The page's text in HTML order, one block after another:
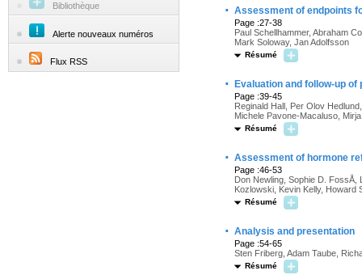
Bibliothèque
Alerte nouveaux numéros
Flux RSS
· Assessment of endpoints
Page :27-38
Paul Schellhammer, Abraham
Mark Soloway, Jan Adolfsson
Résumé
· Evaluation and follow-up
Page :39-45
Reginald Hall, Per Olov
Michele Pavone-Macaluso,
Résumé
· Assessment of hormone
Page :46-53
Don Newling, Sophie D. FossÅ,
Kozlowski, Kevin Kelly, Howard
Résumé
· Analysis and presentation
Page :54-65
Sten Friberg, Adam Taube,
Résumé